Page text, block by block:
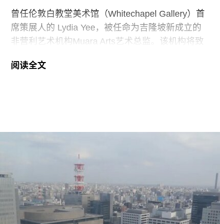
史密森尼学会尚未就行政令发表公开评论。上周，
哈蒂格出席了一场国会听证会，期间
曾任伦敦白教堂美术馆（Whitechapel Gallery）首
席策展人的 Lydia Yee，被任命为吉隆坡新成立的
非营利艺术机构Muara Arts艺术总监。该机构将致
正式开幕。与美术馆配套建设的一座表演艺术剧场
生河（Klang River）交汇处。美术馆将利用经过改
该机构由律师尚蒂·坎迪亚（Shanthi Kandiah）与
私募股权投资人布拉马尔·瓦苏德万（Brahmal
Vasudevan）共同创立，并由两人于2010年成立的
马来西亚非营利组织Creador Foundation负责运
营。
阅读全文